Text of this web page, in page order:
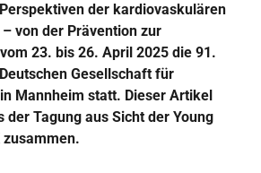
der kardiovaskulären
von der Prävention zur
23. bis 26. April 2025 die 91.
Gesellschaft für
Mannheim statt. Dieser Artikel
der Tagung aus Sicht der Young
zusammen.